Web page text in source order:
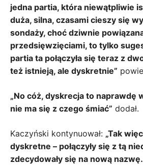
jedna partia, która niewątpliwie
duża, silna, czasami cieszy się
sondaży, choć dziwnie
przedsięwzięciami, to tylko
partia ta połączyła się teraz z
też istnieją, ale dyskretnie”
„No cóż, dyskrecja to naprawdę
nie ma się z czego śmiać” dodał.
Kaczyński kontynuował: „Tak
dyskretne – połączyły się z tą
zdecydowały się na nową